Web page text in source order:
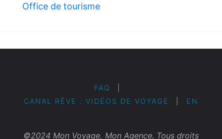
Office de tourisme
FAQ
CANAL RÊVE : VIDÉOS DE VOYAGE
EN
©2024 Mon Voyage, Mon Agence. Tous droits